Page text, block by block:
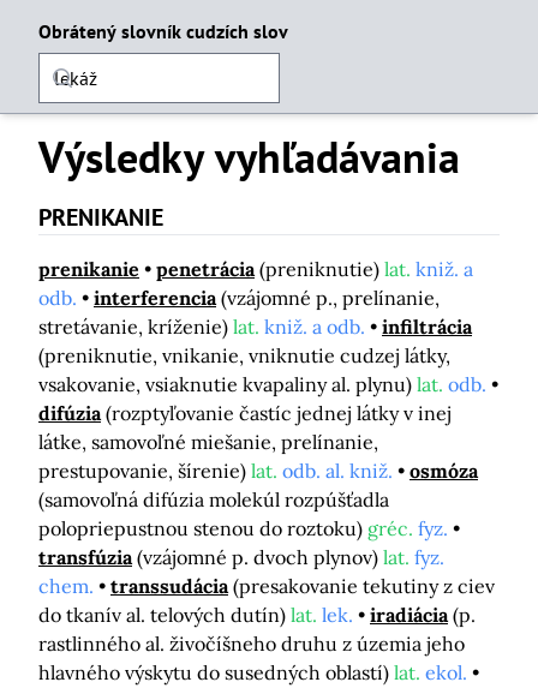
Obrátený slovník cudzích slov
Výsledky vyhľadávania
PRENIKANIE
prenikanie penetrácia (preniknutie) lat. kniž. a
odb.
interferencia (vzájomné p., prelínanie,
stretávanie, kríženie) lat. kniž. a odb.
infiltrácia
(preniknutie, vnikanie, vniknutie cudzej látky,
vsakovanie, vsiaknutie kvapaliny al. plynu) lat. odb.
difúzia (rozptyľovanie častíc jednej látky v inej
látke, samovoľné miešanie, prelínanie,
prestupovanie, šírenie) lat. odb. al. kniž.
osmóza
(samovoľná difúzia molekúl rozpúšťadla
polopriepustnou stenou do roztoku) gréc. fyz.
transfúzia (vzájomné p. dvoch plynov) lat. fyz.
chem.
transsudácia (presakovanie tekutiny z ciev
do tkanív al. telových dutín) lat. lek. iradiácia (p.
rastlinného al. živočíšneho druhu z územia jeho
hlavného výskytu do susedných oblastí) lat. ekol.